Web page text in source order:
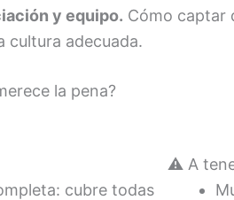
y equipo. Cómo captar
cultura adecuada.
la pena?
cubre todas
⚠️ A